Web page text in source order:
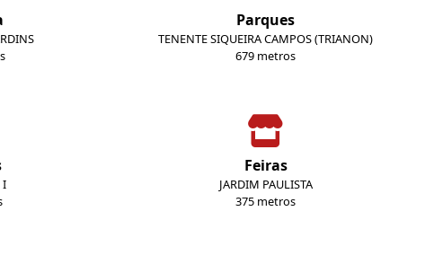
Parques
TENENTE SIQUEIRA CAMPOS (TRIANON)
679 metros
I
Feiras
JARDIM PAULISTA
375 metros